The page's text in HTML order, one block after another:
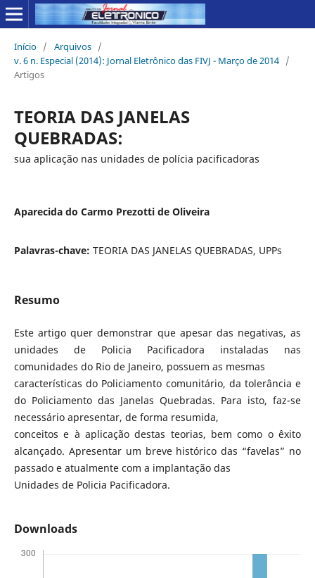
Início / Arquivos /
v. 6 n. Especial (2014): Jornal Eletrônico das FIVJ - Março de 2014 /
Artigos
TEORIA DAS JANELAS
QUEBRADAS:
sua aplicação nas unidades de polícia pacificadoras
Aparecida do Carmo Prezotti de Oliveira
Palavras-chave: TEORIA DAS JANELAS QUEBRADAS, UPPs
Resumo
Este artigo quer demonstrar que apesar das negativas, as
unidades de Policia Pacificadora instaladas nas
comunidades do Rio de Janeiro, possuem as mesmas
características do Policiamento comunitário, da tolerância e
do Policiamento das Janelas Quebradas. Para isto, faz-se
necessário apresentar, de forma resumida,
conceitos e à aplicação destas teorias, bem como o êxito
alcançado. Apresentar um breve histórico das “favelas” no
passado e atualmente com a implantação das
Unidades de Policia Pacificadora.
Downloads